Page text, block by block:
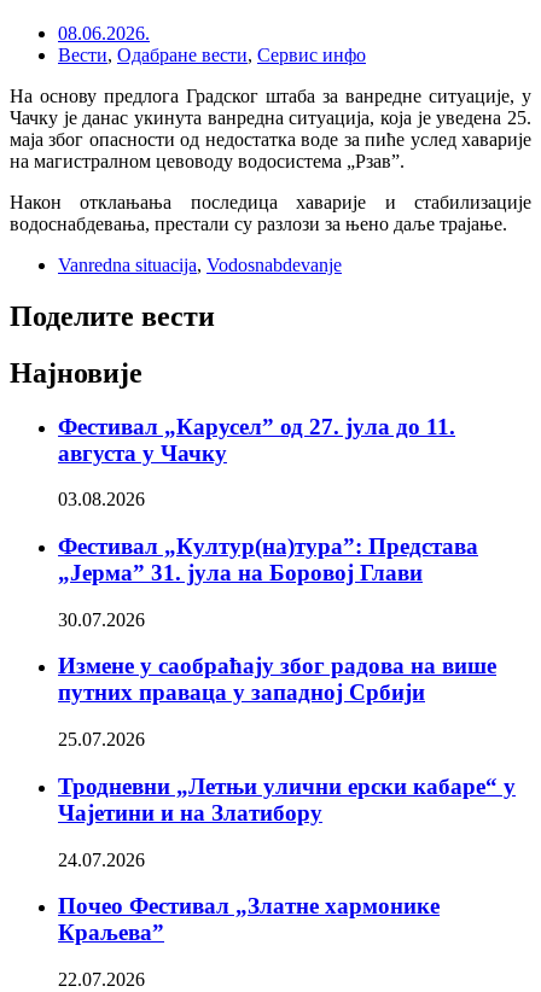
08.06.2026.
Вести, Одабране вести, Сервис инфо
На основу предлога Градског штаба за ванредне ситуације, у
Чачку је данас укинута ванредна ситуација, која је уведена 25.
маја због опасности од недостатка воде за пиће услед хаварије
на магистралном цевоводу водосистема „Рзав”.
Након отклањања последица хаварије и стабилизације
водоснабдевања, престали су разлози за њено даље трајање.
Vanredna situacija, Vodosnabdevanje
Поделите вести
Најновије
Фестивал „Карусел” од 27. јула до 11.
августа у Чачку
03.08.2026
Фестивал „Култур(на)тура”: Представа
„Јерма” 31. јула на Боровој Глави
30.07.2026
Измене у саобраћају због радова на више
путних праваца у западној Србији
25.07.2026
Тродневни „Летњи улични ерски кабаре“ у
Чајетини и на Златибору
24.07.2026
Почео Фестивал „Златне хармонике
Краљева”
22.07.2026